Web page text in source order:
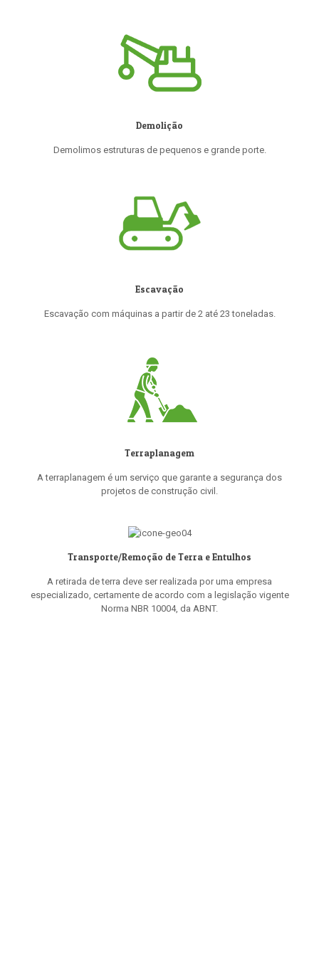
Demolição
Demolimos estruturas de pequenos e grande porte.
Escavação
Escavação com máquinas a partir de 2 até 23 toneladas.
Terraplanagem
A terraplanagem é um serviço que garante a segurança dos
projetos de construção civil.
Transporte/Remoção de Terra e Entulhos
A retirada de terra deve ser realizada por uma empresa
especializado, certamente de acordo com a legislação vigente
Norma NBR 10004, da ABNT.